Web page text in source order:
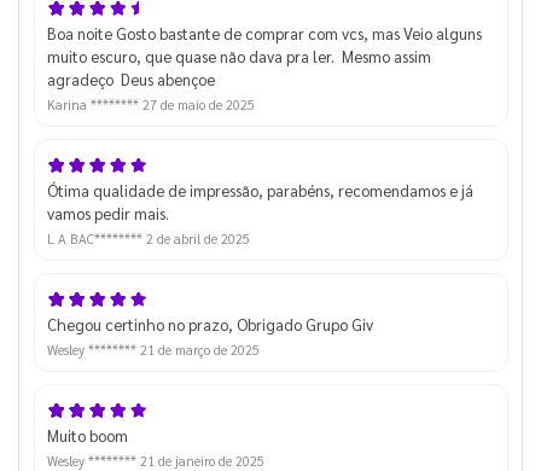
Boa noite Gosto bastante de comprar com vcs, mas Veio alguns
muito escuro, que quase não dava pra ler. Mesmo assim
agradeço Deus abençoe
Karina ******** 27 de maio de 2025
Ótima qualidade de impressão, parabéns, recomendamos e já
vamos pedir mais.
L A BAC******** 2 de abril de 2025
Chegou certinho no prazo, Obrigado Grupo Giv
Wesley ******** 21 de março de 2025
Muito boom
Wesley ******** 21 de janeiro de 2025